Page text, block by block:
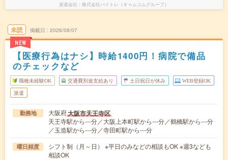
派遣会社 株式会社バイトレ（キャムコムグループ）
未読
NEW
掲載日 2026/08/07
【医療行為はナシ】時給1400円！病院で備品
のチェックなど
職種未経験OK 交通費別途支給あり 土日祝日が休み WEB登録OK
派遣
勤務地 大阪府大阪市天王寺区
天王寺駅から---分／大阪上本町駅から---分／鶴橋駅から---分
／玉造駅から---分／寺田町駅から---分
曜日頻度
シフト制（月～日） ※平日のみなどの相談もOK ※週3なども
相談OK